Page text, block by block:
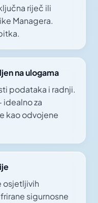
riječ ili
Managera.
na ulogama
podataka i radnji.
idealno za
kao odvojene
osjetljivih
sigurnosne